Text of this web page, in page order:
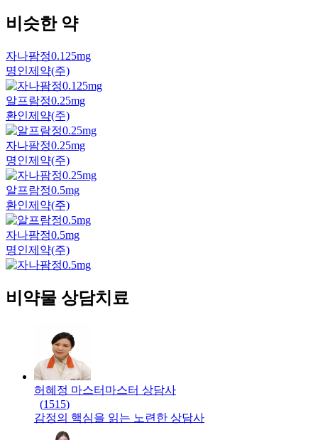
비슷한 약
자나팜정0.125mg
명인제약(주)
알프람정0.25mg
환인제약(주)
자나팜정0.25mg
명인제약(주)
알프람정0.5mg
환인제약(주)
자나팜정0.5mg
명인제약(주)
비약물 상담치료
허혜정 마스터 마스터 상담사
(1515)
감정의 핵심을 읽는 노련한 상담사